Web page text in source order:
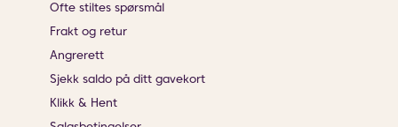
Ofte stiltes spørsmål
Frakt og retur
Angrerett
Sjekk saldo på ditt gavekort
Klikk & Hent